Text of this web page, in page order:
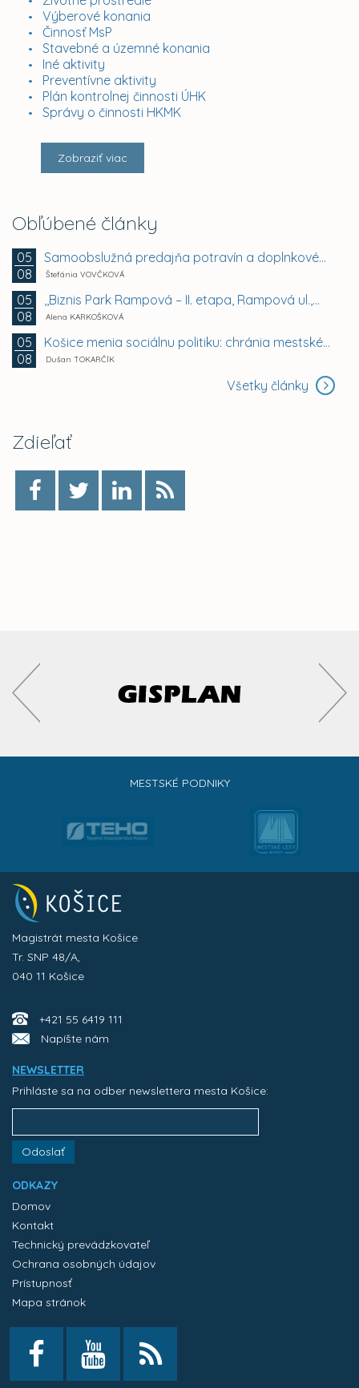
Výberové konania
Činnosť MsP
Stavebné a územné konania
Iné aktivity
Preventívne aktivity
Plán kontrolnej činnosti ÚHK
Správy o činnosti HKMK
Zobraziť viac
Obľúbené články
05
08
Samoobslužná predajňa potravín a doplnkového tovaru
Štefánia VOVČKOVÁ
05
08
,,Biznis Park Rampová – II. etapa, Rampová ul.,...
Alena KARKOŠKOVÁ
05
08
Košice menia sociálnu politiku: chránia mestské byty...
Dušan TOKARČÍK
Všetky články
Zdieľať
MESTSKÉ PODNIKY
Magistrát mesta Košice
Tr. SNP 48/A,
040 11 Košice
+421 55 6419 111
Napíšte nám
NEWSLETTER
Prihláste sa na odber newslettera mesta Košice:
Odoslať
ODKAZY
Domov
Kontakt
Technický prevádzkovateľ
Ochrana osobných údajov
Prístupnosť
Mapa stránok